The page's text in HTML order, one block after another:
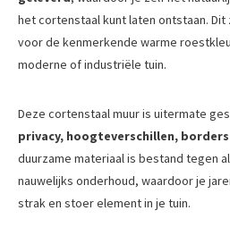
het cortenstaal kunt laten ontstaan.
voor de kenmerkende warme
moderne of industriële tuin.
Deze cortenstaal muur is uitermate
privacy, hoogteverschillen,
duurzame materiaal is bestand tegen
nauwelijks onderhoud, waardoor je
strak en stoer element in je tuin.